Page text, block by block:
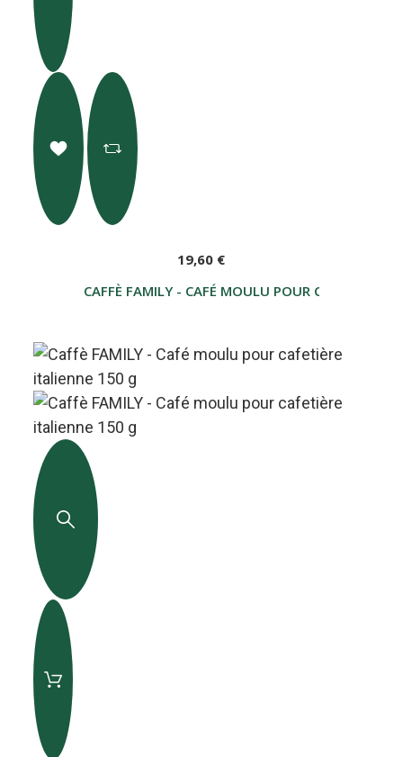
CAFFÈ FAMILY - CAFÉ MOULU POUR CAFETIÈRE
19,60 €